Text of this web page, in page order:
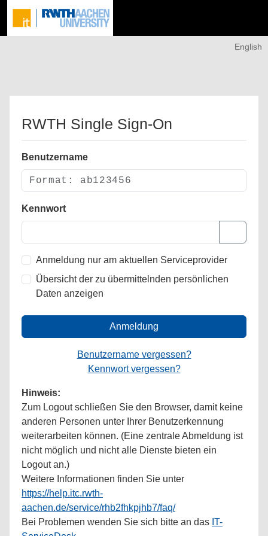
English
RWTH Single Sign-On
Benutzername
Kennwort
Anmeldung nur am aktuellen Serviceprovider
Übersicht der zu übermittelnden persönlichen
Daten anzeigen
Anmeldung
Benutzername vergessen?
Kennwort vergessen?
Hinweis:
Zum Logout schließen Sie den Browser, damit keine
anderen Personen unter Ihrer Benutzerkennung
weiterarbeiten können. (Eine zentrale Abmeldung ist
nicht möglich und nicht alle Dienste bieten ein
Logout an.)
Weitere Informationen finden Sie unter
https://help.itc.rwth-
aachen.de/service/rhb2fhkpjhb7/faq/
Bei Problemen wenden Sie sich bitte an das IT-